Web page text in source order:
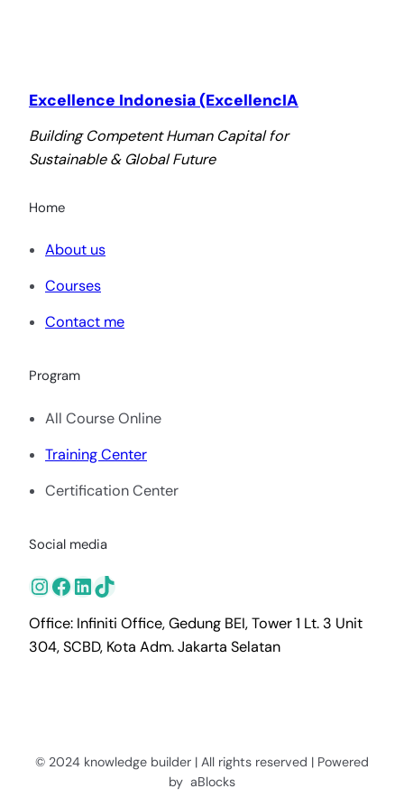
Excellence Indonesia (ExcellencIA
Building Competent Human Capital for
Sustainable & Global Future
Home
About us
Courses
Contact me
Program
All Course Online
Training Center
Certification Center
Social media
InstagramFacebook LinkedIn TikTok
Office: Infiniti Office, Gedung BEI, Tower 1 Lt. 3 Unit
304, SCBD, Kota Adm. Jakarta Selatan
© 2024 knowledge builder | All rights reserved | Powered
by aBlocks